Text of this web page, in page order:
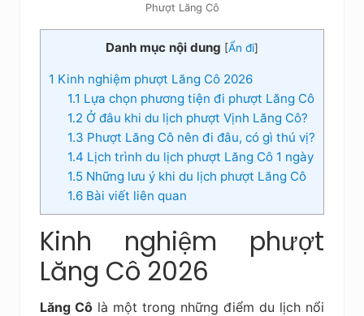
Phượt Lăng Cô
Danh mục nội dung [Ẩn đi]
1 Kinh nghiệm phượt Lăng Cô 2026
1.1 Lựa chọn phương tiện đi phượt Lăng Cô
1.2 Ở đâu khi du lịch phượt Vịnh Lăng Cô?
1.3 Phượt Lăng Cô nên đi đâu, có gì thú vị?
1.4 Lịch trình du lịch phượt Lăng Cô 1 ngày
1.5Những lưu ý khi du lịch phượt Lăng Cô
1.6Bài viết liên quan
Kinh nghiệm phượt
Lăng Cô 2026
Lăng Cô là một trong những điểm du lịch nổi